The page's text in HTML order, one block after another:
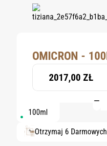
OMICRON -
2017,00 ZŁ
100ml
Otrzymaj 6